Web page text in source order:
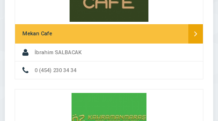
Mekan Cafe
İbrahim SALBACAK
0 (454) 230 34 34